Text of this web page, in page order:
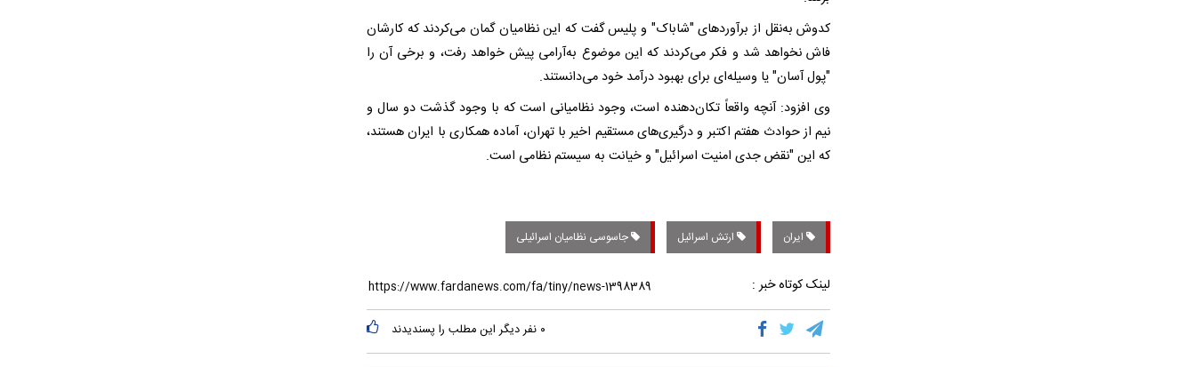
کدوش به‌نقل از برآوردهای "شاباک" و پلیس گفت که این نظامیان گمان می‌کردند که کارشان
فاش نخواهد شد و فکر می‌کردند که این موضوع به‌آرامی پیش خواهد رفت، و برخی آن را
"پول آسان" یا وسیله‌ای برای بهبود درآمد خود می‌دانستند.
وی افزود: آنچه واقعاً تکان‌دهنده است، وجود نظامیانی است که با وجود گذشت دو سال و
نیم از حوادث هفتم اکتبر و درگیری‌های مستقیم اخیر با تهران، آماده همکاری با ایران هستند،
که این "نقض جدی امنیت اسرائیل" و خیانت به سیستم نظامی است.
ایران ارتش اسرائیل جاسوسی نظامیان اسرائیلی
لینک کوتاه خبر :
۰ نفر دیگر این مطلب را پسندیدند